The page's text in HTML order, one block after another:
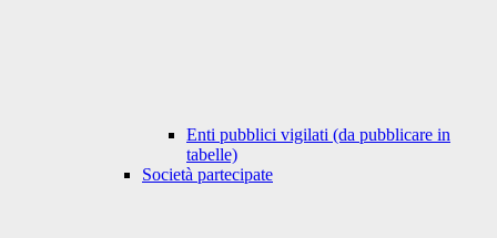
Enti pubblici vigilati (da pubblicare in
tabelle)
Società partecipate